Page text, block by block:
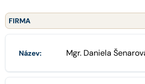
PRO VEŘEJNOST
FIRMA
Název: Mgr. Daniela